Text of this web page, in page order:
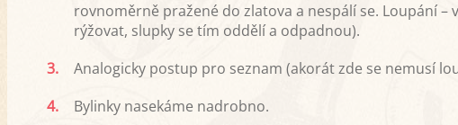
rovnoměrně pražené do zlatova a nespálí se. Loupání –
rýžovat, slupky se tím oddělí a odpadnou).
3.
Analogicky postup pro seznam (akorát zde se nemusí
4.
Bylinky nasekáme nadrobno.